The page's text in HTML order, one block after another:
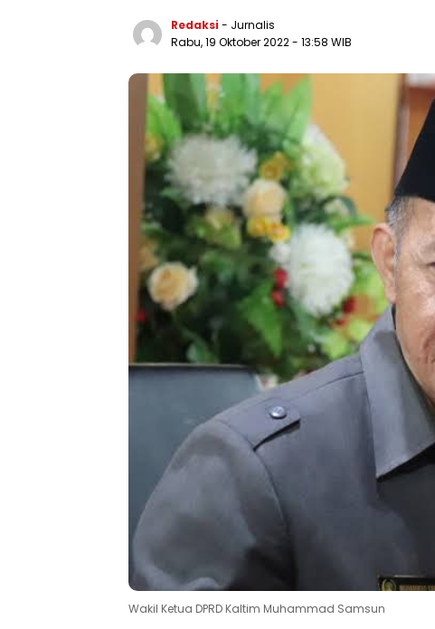
Redaksi - Jurnalis
Rabu, 19 Oktober 2022- 13:58 WIB
Wakil Ketua DPRD Kaltim Muhammad Samsun